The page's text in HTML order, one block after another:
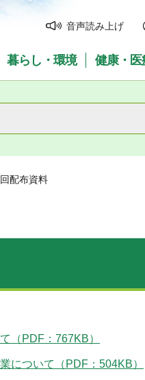
音声読み上げ
暮らし・環境 健康・
配布資料
（PDF：767KB）
について（PDF：504KB）